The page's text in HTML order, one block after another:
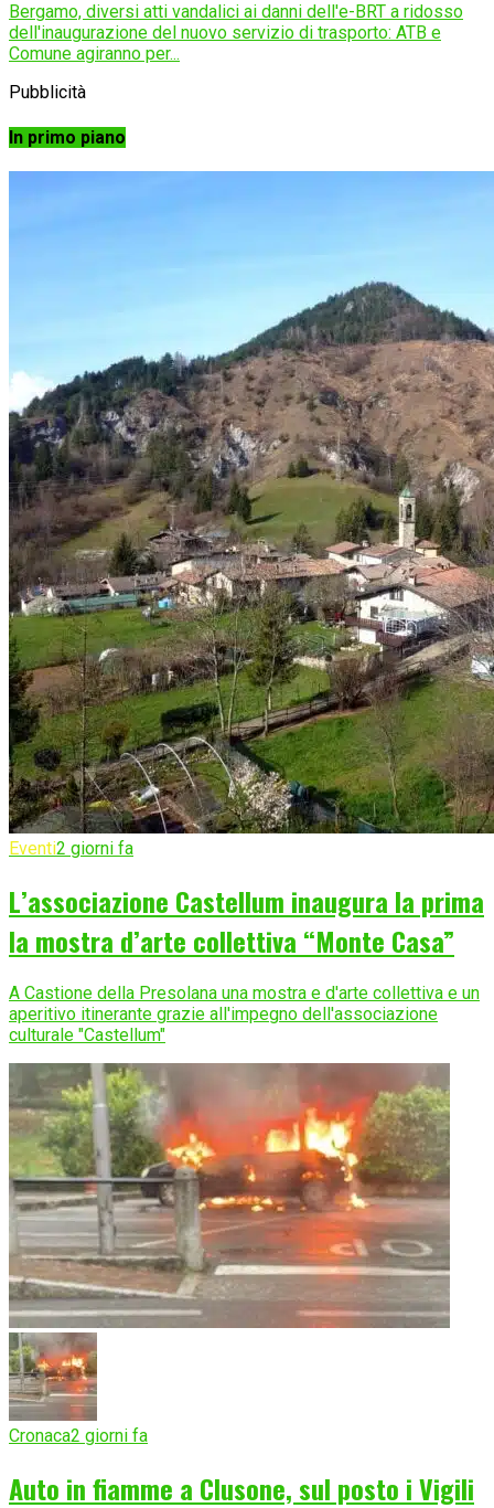
Bergamo, diversi atti vandalici ai danni dell'e-BRT a ridosso
dell'inaugurazione del nuovo servizio di trasporto: ATB e
Comune agiranno per...
Pubblicità
In primo piano
Eventi2 giorni fa
L’associazione Castellum inaugura la prima
la mostra d’arte collettiva “Monte Casa”
A Castione della Presolana una mostra e d'arte collettiva e un
aperitivo itinerante grazie all'impegno dell'associazione
culturale "Castellum"
Cronaca2 giorni fa
Auto in fiamme a Clusone, sul posto i Vigili